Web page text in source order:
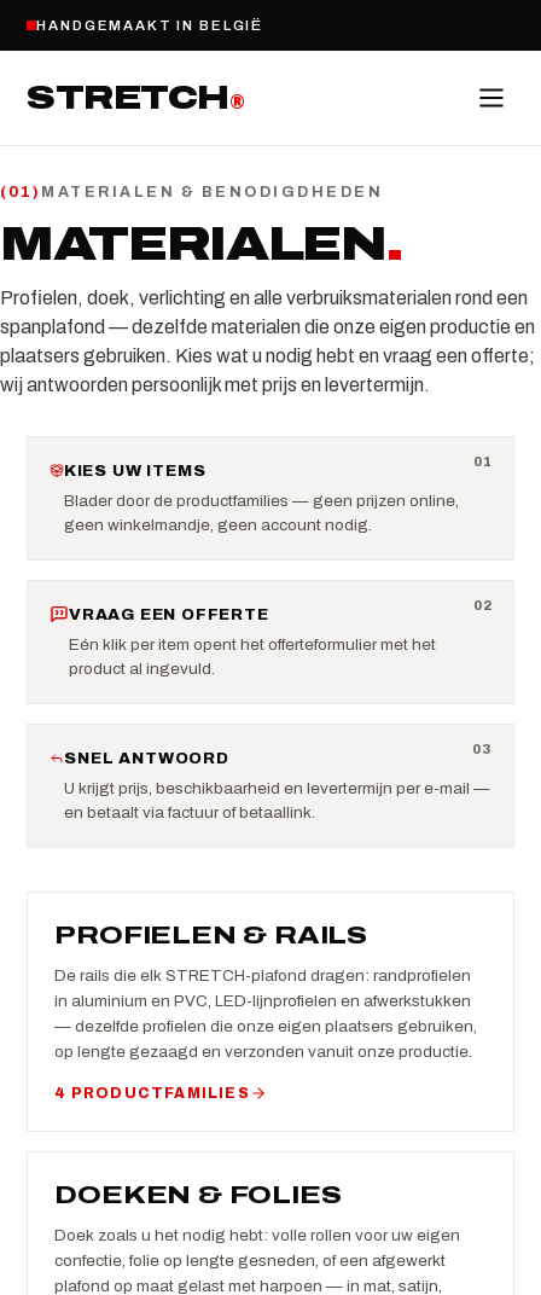
HANDGEMAAKT IN BELGIË
STRETCH®
( 01) MATERIALEN & BENODIGDHEDEN
MATERIALEN .
Profielen, doek, verlichting en alle verbruiksmaterialen rond een
spanplafond — dezelfde materialen die onze eigen productie en
plaatsers gebruiken. Kies wat u nodig hebt en vraag een offerte;
wij antwoorden persoonlijk met prijs en levertermijn.
01
KIES UW ITEMS
Blader door de productfamilies — geen prijzen online,
geen winkelmandje, geen account nodig.
02
VRAAG EEN OFFERTE
Eén klik per item opent het offerteformulier met het
product al ingevuld.
03
SNEL ANTWOORD
U krijgt prijs, beschikbaarheid en levertermijn per e-mail —
en betaalt via factuur of betaallink.
PROFIELEN & RAILS
De rails die elk STRETCH-plafond dragen: randprofielen
in aluminium en PVC, LED-lijnprofielen en afwerkstukken
— dezelfde profielen die onze eigen plaatsers gebruiken,
op lengte gezaagd en verzonden vanuit onze productie.
4 PRODUCTFAMILIES
DOEKEN & FOLIES
Doek zoals u het nodig hebt: volle rollen voor uw eigen
confectie, folie op lengte gesneden, of een afgewerkt
plafond op maat gelast met harpoen — in mat, satijn,